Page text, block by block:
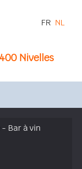
Nivelles
FR NL
Bar à vin